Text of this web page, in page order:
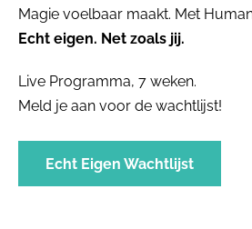
Magie voelbaar maakt. Met
Echt eigen. Net zoals jij.
Live Programma, 7 weken.
Meld je aan voor de wachtlijst!
Echt Eigen Wachtlijst